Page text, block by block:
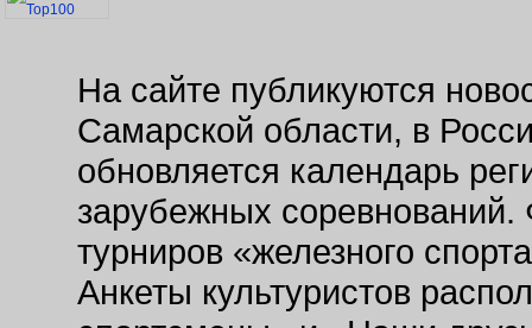
На сайте публикуются
Самарской области, в
обновляется календарь
зарубежных соревнований.
турниров «железного
Анкеты культуристов
спортсмены» и «Наши